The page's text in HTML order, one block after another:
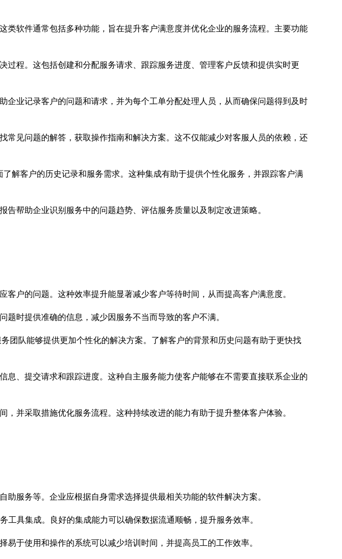
软件通常包括多种功能，旨在提升客户满意度并优化企业的服务流程。主要功能
过程。这包括创建和分配服务请求、跟踪服务进度、管理客户反馈和提供实时更
企业记录客户的问题和请求，并为每个工单分配处理人员，从而确保问题得到及时
常见问题的解答，获取操作指南和解决方案。这不仅能减少对客服人员的依赖，还
解客户的历史记录和服务需求。这种集成有助于提供个性化服务，并跟踪客户满
帮助企业识别服务中的问题趋势、评估服务质量以及制定改进策略。
客户的问题。这种效率提升能显著减少客户等待时间，从而提高客户满意度。
题时提供准确的信息，减少因服务不当而导致的客户不满。
团队能够提供更加个性化的解决方案。了解客户的背景和历史问题有助于更快找
息、提交请求和跟踪进度。这种自主服务能力使客户能够在不需要直接联系企业的
并采取措施优化服务流程。这种持续改进的能力有助于提升整体客户体验。
服务等。企业应根据自身需求选择提供最相关功能的软件解决方案。
工具集成。良好的集成能力可以确保数据流通顺畅，提升服务效率。
于使用和操作的系统可以减少培训时间，并提高员工的工作效率。